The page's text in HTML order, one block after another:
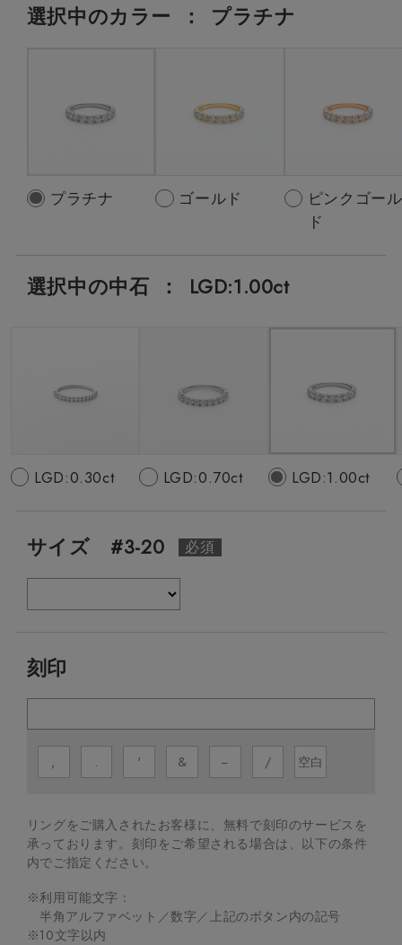
選択中のカラー ： プラチナ
プラチナ ゴールド
ピンクゴール
ド
選択中の中石 ： LGD:1.00ct
LGD:0.30ct LGD:0.70ct LGD:1.00ct
サイズ #3-20
刻印
, . ' & − / 空白
リングをご購入されたお客様に、無料で刻印のサービスを
承っております。 刻印をご希望される場合は、以下の条件
内でご指定ください。
※利用可能文字：
半角アルファベット／数字／上記のボタン内の記号
※10文字以内